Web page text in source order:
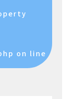
on line